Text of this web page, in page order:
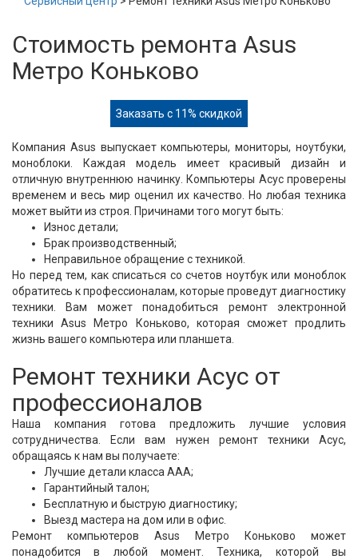
Стоимость ремонта Asus
Метро Коньково
Заказать с 11% скидкой
Компания Asus выпускает компьютеры, мониторы, ноутбуки,
моноблоки. Каждая модель имеет красивый дизайн и
отличную внутреннюю начинку. Компьютеры Асус проверены
временем и весь мир оценил их качество. Но любая техника
может выйти из строя. Причинами того могут быть:
Износ детали;
Брак производственный;
Неправильное обращение с техникой.
Но перед тем, как списаться со счетов ноутбук или моноблок
обратитесь к профессионалам, которые проведут диагностику
техники. Вам может понадобиться ремонт электронной
техники Asus Метро Коньково, которая сможет продлить
жизнь вашего компьютера или планшета.
Ремонт техники Асус от
профессионалов
Наша компания готова предложить лучшие условия
сотрудничества. Если вам нужен ремонт техники Асус,
обращаясь к нам вы получаете:
Лучшие детали класса ААА;
Гарантийный талон;
Бесплатную и быструю диагностику;
Выезд мастера на дом или в офис.
Ремонт компьютеров Asus Метро Коньково может
понадобится в любой момент. Техника, которой вы